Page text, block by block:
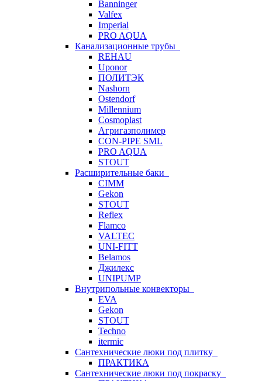
Banninger
Valfex
Imperial
PRO AQUA
Канализационные трубы
REHAU
Uponor
ПОЛИТЭК
Nashorn
Ostendorf
Millennium
Cosmoplast
Агригазполимер
CON-PIPE SML
PRO AQUA
STOUT
Расширительные баки
CIMM
Gekon
STOUT
Reflex
Flamco
VALTEC
UNI-FITT
Belamos
Джилекс
UNIPUMP
Внутрипольные конвекторы
EVA
Gekon
STOUT
Techno
itermic
Сантехнические люки под плитку
ПРАКТИКА
Сантехнические люки под покраску